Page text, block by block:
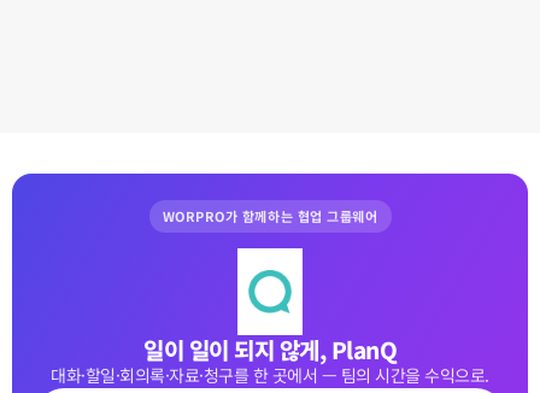
WORPRO가 함께하는 협업 그룹웨어
일이 일이 되지 않게, PlanQ
대화·할일·회의록·자료·청구를 한 곳에서 — 팀의 시간을 수익으로.